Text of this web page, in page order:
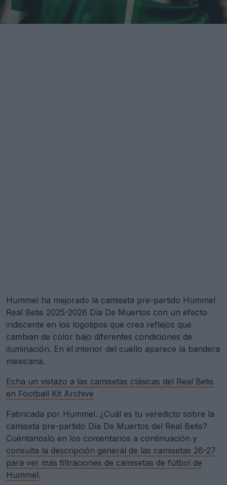
Hummel ha mejorado la camiseta pre-partido Hummel
Real Betis 2025-2026 Día De Muertos con un efecto
iridiscente en los logotipos que crea reflejos que
cambian de color bajo diferentes condiciones de
iluminación. En el interior del cuello aparece la bandera
mexicana.
Echa un vistazo a las camisetas clásicas del Real Betis
en Football Kit Archive
Fabricada por Hummel. ¿Cuál es tu veredicto sobre la
camiseta pre-partido Día De Muertos del Real Betis?
Cuéntanoslo en los comentarios a continuación y
consulta la descripción general de las camisetas 26-27
para ver más filtraciones de camisetas de fútbol de
Hummel.